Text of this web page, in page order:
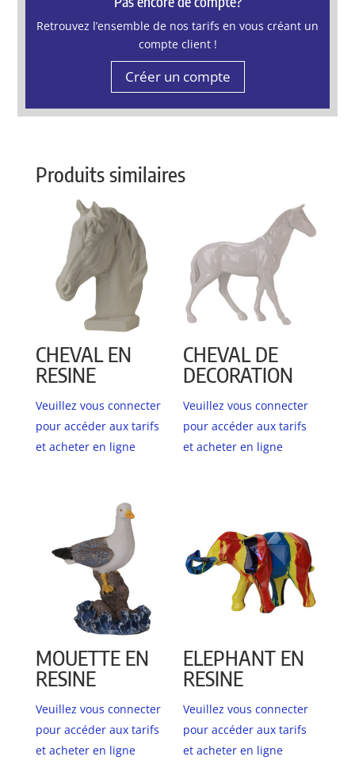
Retrouvez l’ensemble de nos tarifs en vous créant un
compte client !
Créer un compte
Produits similaires
CHEVAL EN
RESINE
Veuillez vous connecter
pour accéder aux tarifs
et acheter en ligne
CHEVAL DE
DECORATION
Veuillez vous connecter
pour accéder aux tarifs
et acheter en ligne
MOUETTE EN
RESINE
Veuillez vous connecter
pour accéder aux tarifs
et acheter en ligne
ELEPHANT EN
RESINE
Veuillez vous connecter
pour accéder aux tarifs
et acheter en ligne